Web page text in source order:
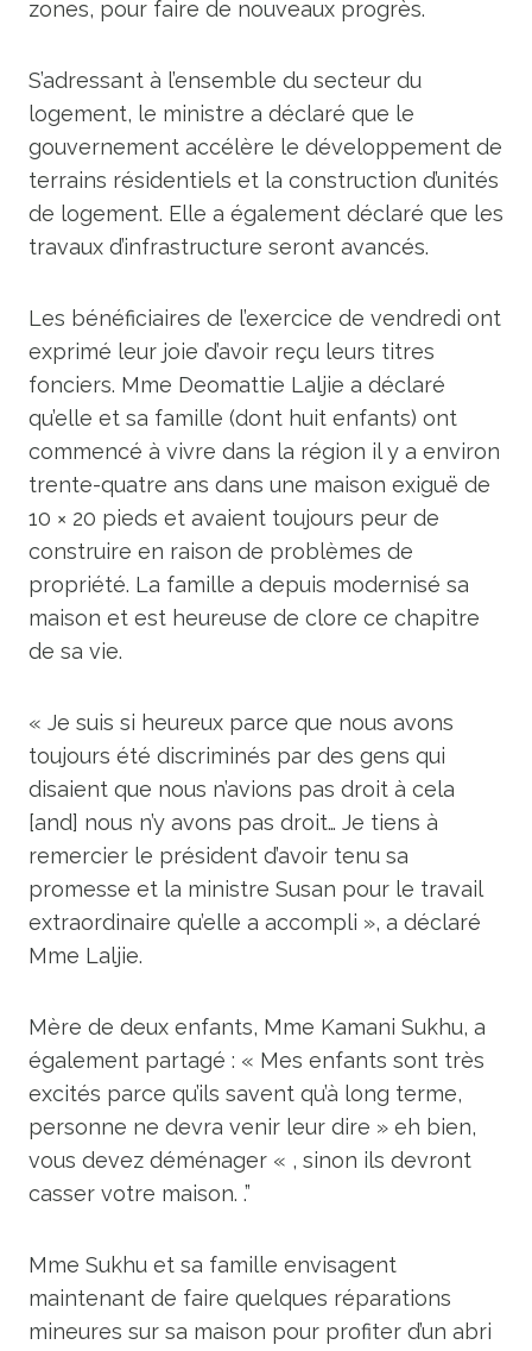
zones, pour faire de nouveaux progrès.
S’adressant à l’ensemble du secteur du
logement, le ministre a déclaré que le
gouvernement accélère le développement de
terrains résidentiels et la construction d’unités
de logement. Elle a également déclaré que les
travaux d’infrastructure seront avancés.
Les bénéficiaires de l’exercice de vendredi ont
exprimé leur joie d’avoir reçu leurs titres
fonciers. Mme Deomattie Laljie a déclaré
qu’elle et sa famille (dont huit enfants) ont
commencé à vivre dans la région il y a environ
trente-quatre ans dans une maison exiguë de
10 × 20 pieds et avaient toujours peur de
construire en raison de problèmes de
propriété. La famille a depuis modernisé sa
maison et est heureuse de clore ce chapitre
de sa vie.
« Je suis si heureux parce que nous avons
toujours été discriminés par des gens qui
disaient que nous n’avions pas droit à cela
[and] nous n’y avons pas droit… Je tiens à
remercier le président d’avoir tenu sa
promesse et la ministre Susan pour le travail
extraordinaire qu’elle a accompli », a déclaré
Mme Laljie.
Mère de deux enfants, Mme Kamani Sukhu, a
également partagé : « Mes enfants sont très
excités parce qu’ils savent qu’à long terme,
personne ne devra venir leur dire » eh bien,
vous devez déménager « , sinon ils devront
casser votre maison. .”
Mme Sukhu et sa famille envisagent
maintenant de faire quelques réparations
mineures sur sa maison pour profiter d’un abri